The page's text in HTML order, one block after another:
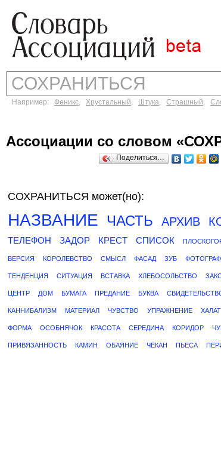
Например: Феникс, Хрустальный, Штука, Страшный,
Ассоциации со словом
Поделиться…
СОХРАНИТЬСЯ может(но):
НАЗВАНИЕ ЧАСТЬ АРХИВ
ТЕЛЕФОН
ЗАДОР КРЕСТ СПИСОК
ВЕРСИЯ КОРОЛЕВСТВО СМЫСЛ ФАСАД ЗУБ
ТЕНДЕНЦИЯ СИТУАЦИЯ ВСТАВКА ХЛЕБОСОЛЬСТВО
ЦЕНТР ДОМ БУМАГА ПРЕДАНИЕ БУКВА
КАННИБАЛИЗМ МАТЕРИАЛ ЧУВСТВО УПРАЖНЕНИЕ ХАЛАТ
ФОРМА ОСОБНЯЧОК КРАСОТА СЕРЕДИНА КОРИДОР
ПРИВЯЗАННОСТЬ КАМИН ОБАЯНИЕ ЧЕКАН ПЬЕСА